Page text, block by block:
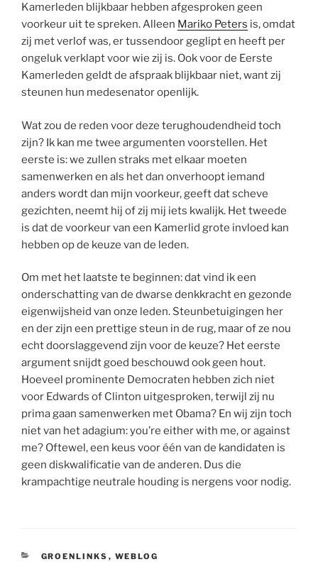
Kamerleden blijkbaar hebben afgesproken geen
voorkeur uit te spreken. Alleen Mariko Peters is, omdat
zij met verlof was, er tussendoor geglipt en heeft per
ongeluk verklapt voor wie zij is. Ook voor de Eerste
Kamerleden geldt de afspraak blijkbaar niet, want zij
steunen hun medesenator openlijk.
Wat zou de reden voor deze terughoudendheid toch
zijn? Ik kan me twee argumenten voorstellen. Het
eerste is: we zullen straks met elkaar moeten
samenwerken en als het dan onverhoopt iemand
anders wordt dan mijn voorkeur, geeft dat scheve
gezichten, neemt hij of zij mij iets kwalijk. Het tweede
is dat de voorkeur van een Kamerlid grote invloed kan
hebben op de keuze van de leden.
Om met het laatste te beginnen: dat vind ik een
onderschatting van de dwarse denkkracht en gezonde
eigenwijsheid van onze leden. Steunbetuigingen her
en der zijn een prettige steun in de rug, maar of ze nou
echt doorslaggevend zijn voor de keuze? Het eerste
argument snijdt goed beschouwd ook geen hout.
Hoeveel prominente Democraten hebben zich niet
voor Edwards of Clinton uitgesproken, terwijl zij nu
prima gaan samenwerken met Obama? En wij zijn toch
niet van het adagium: you’re either with me, or against
me? Oftewel, een keus voor één van de kandidaten is
geen diskwalificatie van de anderen. Dus die
krampachtige neutrale houding is nergens voor nodig.
CATEGORIEËN
GROENLINKS , WEBLOG